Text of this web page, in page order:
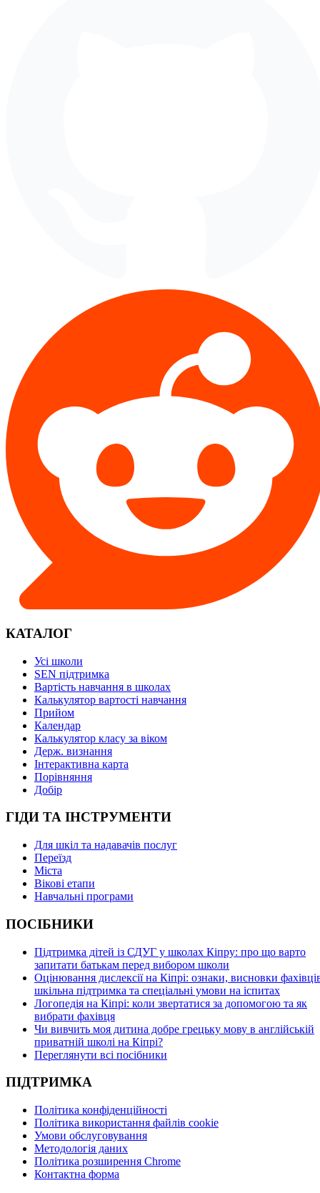
КАТАЛОГ
Усі школи
SEN підтримка
Вартість навчання в школах
Калькулятор вартості навчання
Прийом
Календар
Калькулятор класу за віком
Держ. визнання
Інтерактивна карта
Порівняння
Добір
ГІДИ ТА ІНСТРУМЕНТИ
Для шкіл та надавачів послуг
Переїзд
Міста
Вікові етапи
Навчальні програми
ПОСІБНИКИ
Підтримка дітей із СДУГ у школах Кіпру: про що варто
запитати батькам перед вибором школи
Оцінювання дислексії на Кіпрі: ознаки, висновки
шкільна підтримка та спеціальні умови на іспитах
Логопедія на Кіпрі: коли звертатися за допомогою та як
вибрати фахівця
Чи вивчить моя дитина добре грецьку мову в англійській
приватній школі на Кіпрі?
Переглянути всі посібники
ПІДТРИМКА
Політика конфіденційності
Політика використання файлів cookie
Умови обслуговування
Методологія даних
Політика розширення Chrome
Контактна форма